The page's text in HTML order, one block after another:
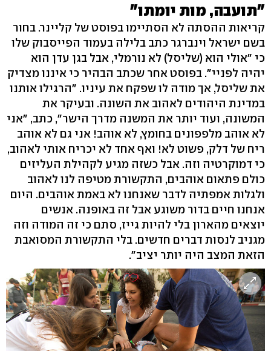
"תועבה, מות יומתו"
קריאות ההסתה לא הסתיימו בפוסט של קליינר. בחור
בשם ישראל וינברגר כתב בלילה בעמוד הפייסבוק שלו
כי "אולי הוא (שליסל) לא נורמלי, אבל בגן עדן הוא
יהיה לפניי". בפוסט אחר שכתב הבהיר כי איננו מצדיק
את שליסל, אך מודה לו שפקח את עיניו. "הרגילו אותנו
במדינת היהודים לאהוב את השונה. ובעיקר את
המשונה, ועוד יותר את המשנה מדרך הישר", כתב, "אני
לא אוהב מלפפונים בחומץ, לא אוהב! אני גם לא אוהב
ריח של דלק, פשוט לא! ואף אחד לא יכריח אותי לאהוב,
כי דמוקרטיה וזה. אבל כשזה מגיע לקהילת העליזים
כולם פתאום אוהבים, התקשורת מטיפה לנו לאהוב
ולגלות אמפתיה לדבר שאנחנו לא באמת אוהבים. היום
אנחנו חיים בדור משוגע אבל זה באופנה. אנשים
יוצאים מהארון בלי להיות גייז, סתם כי זה המודה וזה
מגניב לנסות דברים חדשים. בלי התקשורת המסואבת
הזאת המצב היה יותר יציב".